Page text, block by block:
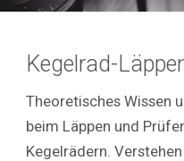
Kegelrad-
Theoretisches Wissen
beim Läppen und
Kegelrädern.